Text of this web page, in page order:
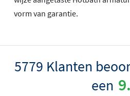
vorm van garantie.
5779 Klanten
een